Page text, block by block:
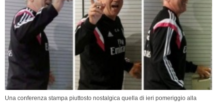
Una conferenza stampa piuttosto nostalgica quella di ieri pomeriggio alla